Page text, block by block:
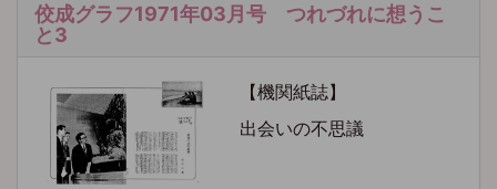
佼成グラフ1971年03月号 つれづれに想うこ
と3
【機関紙誌】
出会いの不思議